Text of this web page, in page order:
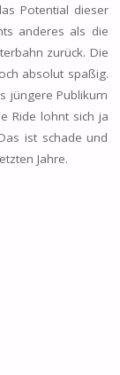
Potential dieser
anderes als die
zurück. Die
absolut spaßig.
jüngere Publikum
Ride lohnt sich ja
ist schade und
Jahre.